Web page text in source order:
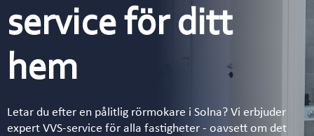
service för ditt
hem
Letar du efter en pålitlig rörmokare i Solna? Vi erbjuder
expert VVS-service för alla fastigheter - oavsett om det